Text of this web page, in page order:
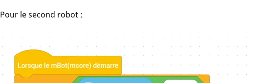
Pour le second robot :